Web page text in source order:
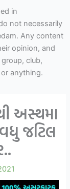
in
not necessarily
Any content
opinion, and
club,
anything.
અસ્થમા
જટિલ